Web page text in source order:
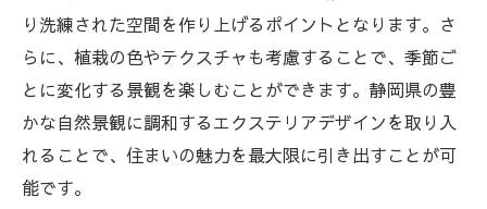
り洗練された空間を作り上げるポイントとなります。さ
らに、植栽の色やテクスチャも考慮することで、季節ご
とに変化する景観を楽しむことができます。静岡県の豊
かな自然景観に調和するエクステリアデザインを取り入
れることで、住まいの魅力を最大限に引き出すことが可
能です。